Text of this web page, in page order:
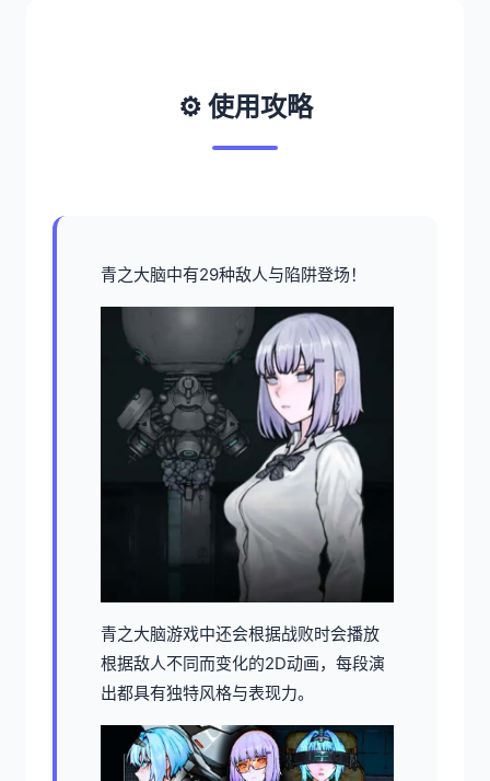
⚙️ 使用攻略
青之大脑中有29种敌人与陷阱登场！
青之大脑游戏中还会根据战败时会播放
根据敌人不同而变化的2D动画，每段演
出都具有独特风格与表现力。